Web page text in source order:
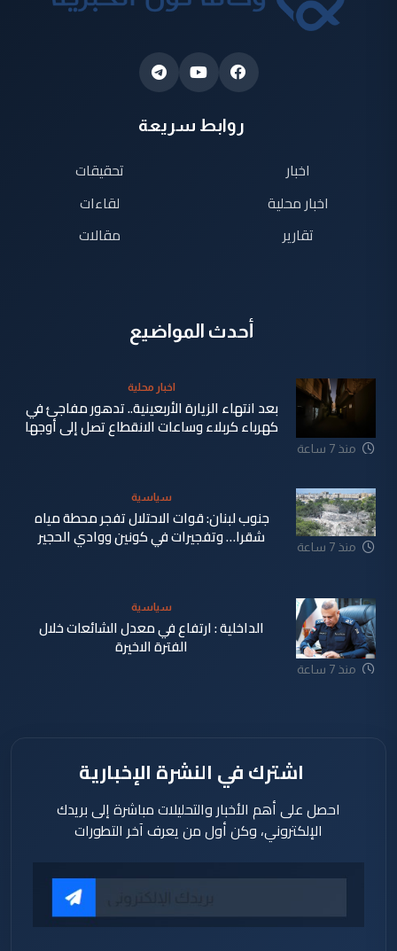
روابط سريعة
اخبار
اخبار محلية
تقارير
تحقيقات
لقاءات
مقالات
أحدث المواضيع
منذ 7 ساعة
اخبار محلية
بعد انتهاء الزيارة الأربعينية.. تدهور مفاجئ في
كهرباء كربلاء وساعات الانقطاع تصل إلى أوجها
منذ 7 ساعة
سياسية
جنوب لبنان: قوات الاحتلال تفجر محطة مياه
شقرا… وتفجيرات في كونين ووادي الحجير
منذ 7 ساعة
سياسية
الداخلية : ارتفاع في معدل الشائعات خلال
الفترة الاخيرة
اشترك في النشرة الإخبارية
احصل على أهم الأخبار والتحليلات مباشرة إلى بريدك
الإلكتروني، وكن أول من يعرف آخر التطورات